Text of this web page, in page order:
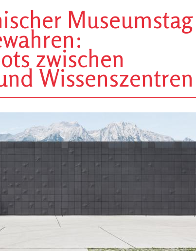
Museumstag
zwischen
Wissenszentren